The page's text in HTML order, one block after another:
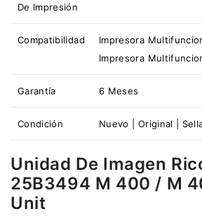
De Impresión
Compatibilidad
Impresora
Impresora
Garantía 6 Meses
Condición Nuevo | Original |
Unidad De Imagen
25B3494 M 400 / M
Unit